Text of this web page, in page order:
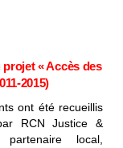
« Accès des
2015)
ont été recueillis
RCN Justice &
local,